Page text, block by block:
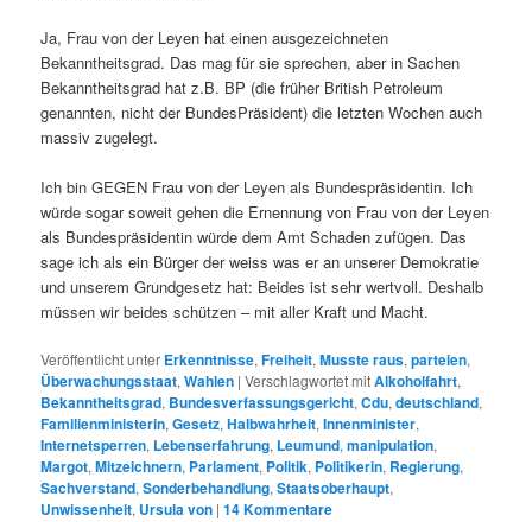
Ja, Frau von der Leyen hat einen ausgezeichneten
Bekanntheitsgrad. Das mag für sie sprechen, aber in Sachen
Bekanntheitsgrad hat z.B. BP (die früher British Petroleum
genannten, nicht der BundesPräsident) die letzten Wochen auch
massiv zugelegt.
Ich bin GEGEN Frau von der Leyen als Bundespräsidentin. Ich
würde sogar soweit gehen die Ernennung von Frau von der Leyen
als Bundespräsidentin würde dem Amt Schaden zufügen. Das
sage ich als ein Bürger der weiss was er an unserer Demokratie
und unserem Grundgesetz hat: Beides ist sehr wertvoll. Deshalb
müssen wir beides schützen – mit aller Kraft und Macht.
Veröffentlicht unter Erkenntnisse,Freiheit,Musste raus,parteien,
Überwachungsstaat,Wahlen |Verschlagwortet mitAlkoholfahrt,
Bekanntheitsgrad, Bundesverfassungsgericht,Cdu,deutschland,
Familienministerin,Gesetz,Halbwahrheit,Innenminister,
Internetsperren, Lebenserfahrung, Leumund,manipulation,
Margot,Mitzeichnern, Parlament, Politik, Politikerin, Regierung,
Sachverstand,Sonderbehandlung,Staatsoberhaupt,
Unwissenheit, Ursula von |14Kommentare